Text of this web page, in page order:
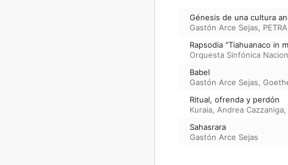
Génesis de una cultura
Gastón Arce Sejas, PETRA
Rapsodia "Tiahuanaco in
Orquesta Sinfónica
Babel
Gastón Arce Sejas,
Ritual, ofrenda y perdón
Kuraia, Andrea Cazzaniga,
Sahasrara
Gastón Arce Sejas